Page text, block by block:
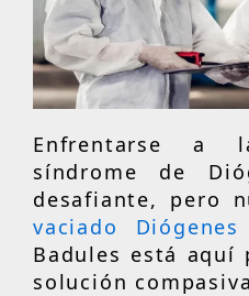
Enfrentarse a
síndrome de
desafiante, pero
vaciado Diógenes
Badules está aquí
solución